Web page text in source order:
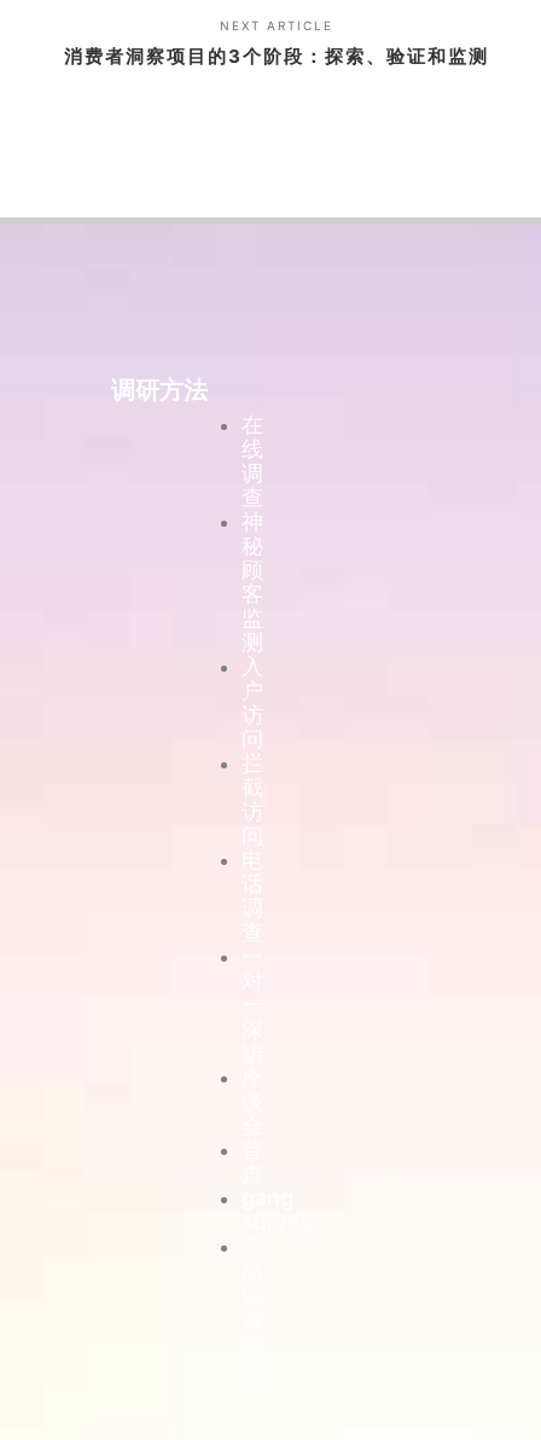
NEXT ARTICLE
消费者洞察项目的3个阶段：探索、验证和监测
调研方法
在
线
调
查
神
秘
顾
客
监
测
入
户
访
问
拦
截
访